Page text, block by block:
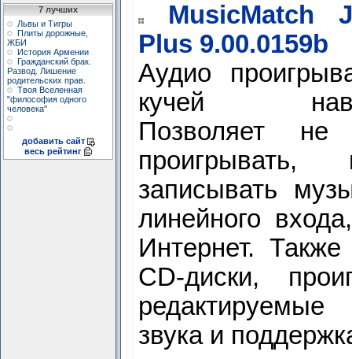
7 лучших
Львы и Тигры
Плиты дорожные,
ЖБИ
История Армении
Гражданский брак.
Развод. Лишение
родительских прав.
Твоя Вселенная
"философия одного
человека"
добавить сайт
весь рейтинг
MusicMatch
Plus 9.00.0159b
Аудио
кучей
Позволяет не
записывать
линейного
Интернет. Также
CD-диски,
редактируемые
звука и